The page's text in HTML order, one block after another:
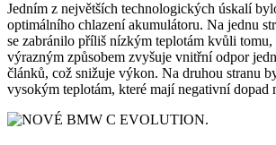
Jedním z největších technologických úskalí
optimálního chlazení akumulátoru. Na jednu
se zabránilo příliš nízkým teplotám kvůli tomu,
výrazným způsobem zvyšuje vnitřní odpor
článků, což snižuje výkon. Na druhou stranu
vysokým teplotám, které mají negativní dopad